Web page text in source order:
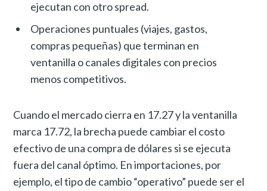
ejecutan con otro spread.
Operaciones puntuales (viajes, gastos,
compras pequeñas) que terminan en
ventanilla o canales digitales con precios
menos competitivos.
Cuando el mercado cierra en 17.27 y la ventanilla
marca 17.72, la brecha puede cambiar el costo
efectivo de una compra de dólares si se ejecuta
fuera del canal óptimo. En importaciones, por
ejemplo, el tipo de cambio “operativo” puede ser el